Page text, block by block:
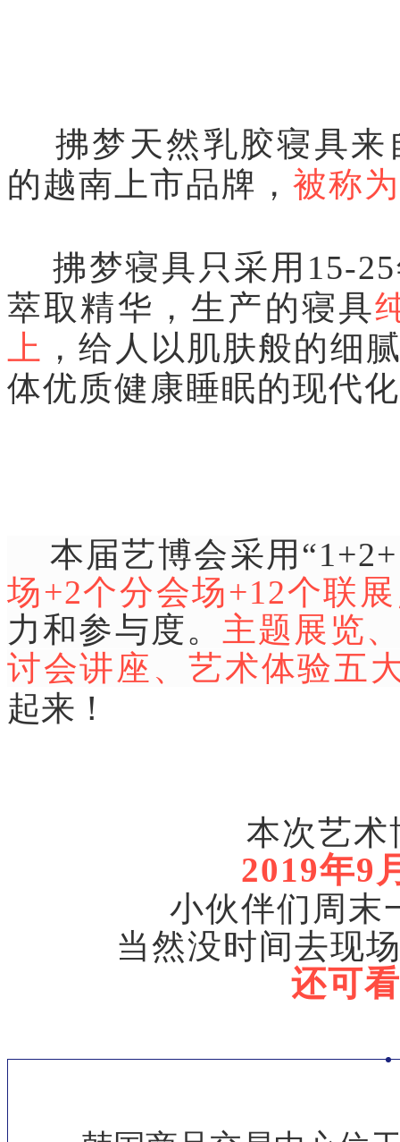
拂梦天然乳胶寝具来
的越南上市品牌， 被称
拂梦寝具 只采用 15-
萃取精华，生产的寝具
上 ，给人以肌肤般的细
体优质健康睡眠的现代化
本届艺博会采用
场+2个分会场+12个联
力和参与度。 主题展览
讨会讲座、艺术体验五
起来！
本次艺术
2019年9
小伙伴们周末
当然没时间去现
还可